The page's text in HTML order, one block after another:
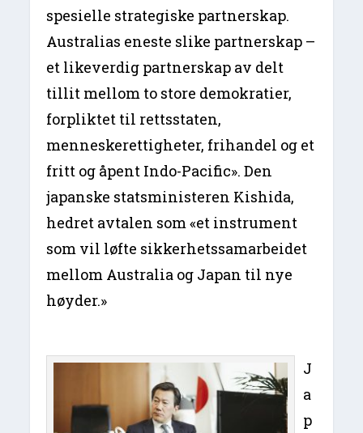
spesielle strategiske partnerskap.
Australias eneste slike partnerskap –
et likeverdig partnerskap av delt
tillit mellom to store demokratier,
forpliktet til rettsstaten,
menneskerettigheter, frihandel og et
fritt og åpent Indo-Pacific». Den
japanske statsministeren Kishida,
hedret avtalen som «et instrument
som vil løfte sikkerhetssamarbeidet
mellom Australia og Japan til nye
høyder.»
J
a
p